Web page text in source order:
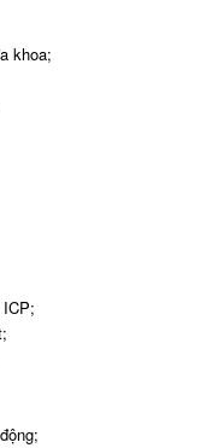
khoa;